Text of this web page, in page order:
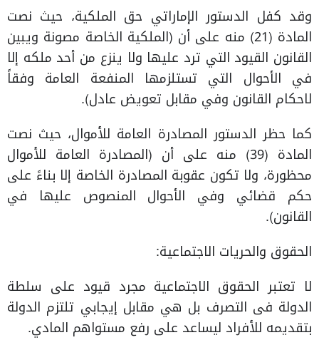
وقد كفل الدستور الإماراتي حق الملكية، حيث نصت
المادة (21) منه على أن (الملكية الخاصة مصونة ويبين
القانون القيود التي ترد عليها ولا ينزع من أحد ملكه إلا
في الأحوال التي تستلزمها المنفعة العامة وفقاً
لاحكام القانون وفي مقابل تعويض عادل).
كما حظر الدستور المصادرة العامة للأموال، حيث نصت
المادة (39) منه على أن (المصادرة العامة للأموال
محظورة، ولا تكون عقوبة المصادرة الخاصة إلا بناءً على
حكم قضائي وفي الأحوال المنصوص عليها في
القانون).
الحقوق والحريات الاجتماعية:
لا تعتبر الحقوق الاجتماعية مجرد قيود على سلطة
الدولة فى التصرف بل هي مقابل إيجابي تلتزم الدولة
بتقديمه للأفراد ليساعد على رفع مستواهم المادي.